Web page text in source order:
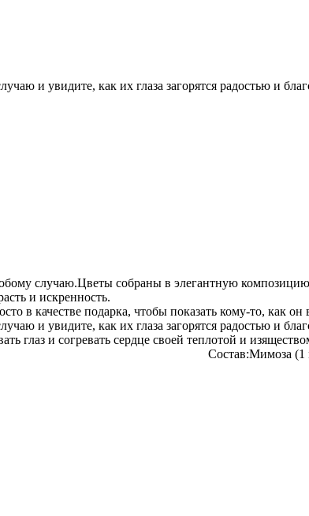
и увидите, как их глаза загорятся радостью и
случаю.Цветы собраны в элегантную
и искренность.
в качестве подарка, чтобы показать кому-то, как он
и увидите, как их глаза загорятся радостью и
будет радовать глаз и согревать
Сборка в